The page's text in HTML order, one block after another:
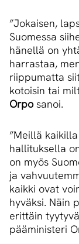
”Jokaisen,
Suomessa
hänellä on
harrastaa,
riippumatta
kotoisin tai
Orposanoi.
”Meillä
hallituksella
on myös
ja
kaikki ovat
hyväksi. Näin
erittäin
pääministeri